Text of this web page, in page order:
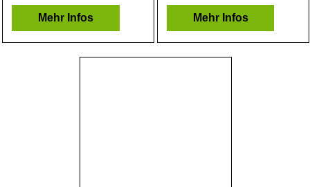
Mehr Infos Mehr Infos